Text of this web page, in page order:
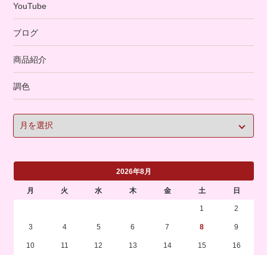
YouTube
ブログ
商品紹介
調色
2026年8月
月 火 水 木 金 土 日
1 2
3 4 5 6 7 8 9
10 11 12 13 14 15 16